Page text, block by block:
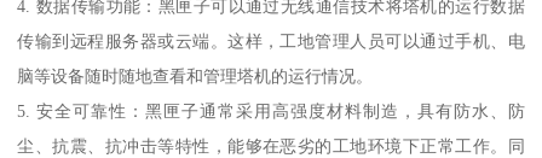
4. 数据传输功能：黑匣子可以通过无线通信技术将塔机的运行数据
传输到远程服务器或云端。这样，工地管理人员可以通过手机、电
脑等设备随时随地查看和管理塔机的运行情况。
5. 安全可靠性：黑匣子通常采用高强度材料制造，具有防水、防
尘、抗震、抗冲击等特性，能够在恶劣的工地环境下正常工作。同